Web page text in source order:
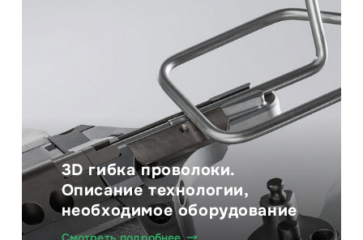
3D гибка проволоки.
Описание технологии,
необходимое оборудование